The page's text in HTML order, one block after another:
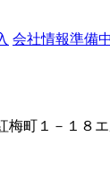
会社情報準備中
梅町１－１８エ